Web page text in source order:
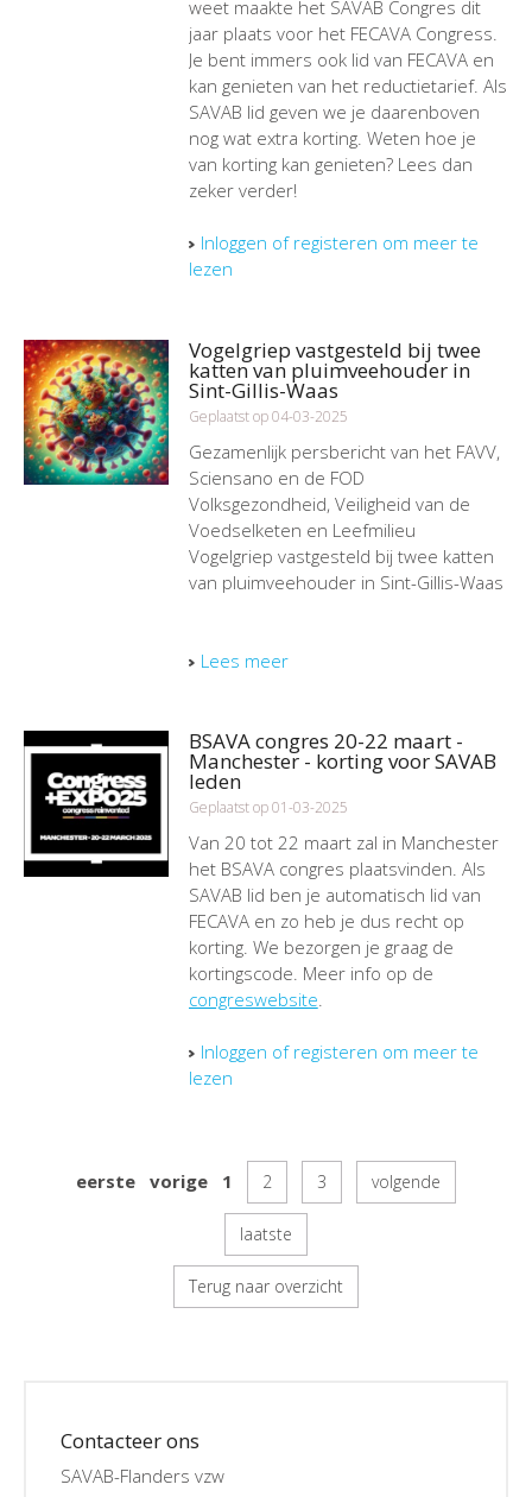
weet maakte het SAVAB Congres dit
jaar plaats voor het FECAVA Congress.
Je bent immers ook lid van FECAVA en
kan genieten van het reductietarief. Als
SAVAB lid geven we je daarenboven
nog wat extra korting. Weten hoe je
van korting kan genieten? Lees dan
zeker verder!
Inloggen of registeren om meer te
lezen
Vogelgriep vastgesteld bij twee
katten van pluimveehouder in
Sint-Gillis-Waas
Geplaatst op 04-03-2025
Gezamenlijk persbericht van het FAVV,
Sciensano en de FOD
Volksgezondheid, Veiligheid van de
Voedselketen en Leefmilieu
Vogelgriep vastgesteld bij twee katten
van pluimveehouder in Sint-Gillis-Waas
Lees meer
BSAVA congres 20-22 maart -
Manchester - korting voor SAVAB
leden
Geplaatst op 01-03-2025
Van 20 tot 22 maart zal in Manchester
het BSAVA congres plaatsvinden. Als
SAVAB lid ben je automatisch lid van
FECAVA en zo heb je dus recht op
korting. We bezorgen je graag de
kortingscode. Meer info op de
congreswebsite.
Inloggen of registeren om meer te
lezen
eerste vorige 1 2 3 volgende
laatste
Terug naar overzicht
Contacteer ons
SAVAB-Flanders vzw